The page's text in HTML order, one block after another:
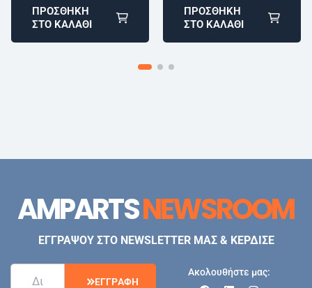
ΠΡΟΣΘΉΚΗ
ΣΤΟ ΚΑΛΆΘΙ
ΠΡΟΣΘΉΚΗ
ΣΤΟ ΚΑΛΆΘΙ
AMPARTSNEWSROOM
ΕΓΓΡΑΨΟΥ ΣΤΟ NEWSLETTER ΜΑΣ & ΚΕΡΔΙΣΕ
ΕΓΓΡΑΦΗ
Ακολουθήστε μας: